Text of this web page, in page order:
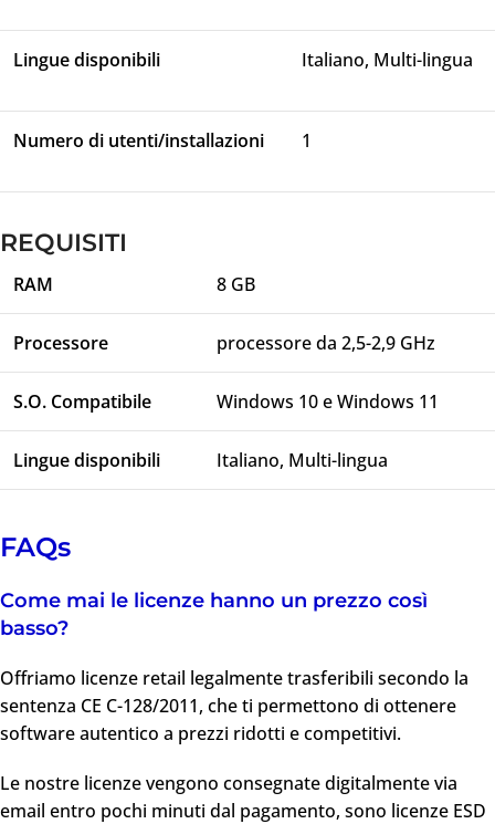
Lingue disponibili Italiano, Multi-lingua
Numero di utenti/installazioni 1
REQUISITI
RAM 8 GB
Processore processore da 2,5-2,9 GHz
S.O. Compatibile Windows 10 e Windows 11
Lingue disponibili Italiano, Multi-lingua
FAQs
Come mai le licenze hanno un prezzo così
basso?
Offriamo licenze retail legalmente trasferibili secondo la
sentenza CE C-128/2011, che ti permettono di ottenere
software autentico a prezzi ridotti e competitivi.
Le nostre licenze vengono consegnate digitalmente via
email entro pochi minuti dal pagamento, sono licenze ESD
OTTIENI FINO AL
-70% SUL
Inserisci la tua email e ricevi subito offerte
RICEVI LO SCONTO